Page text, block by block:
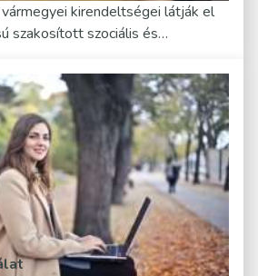
kirendeltségei látják el
szakosított szociális és…